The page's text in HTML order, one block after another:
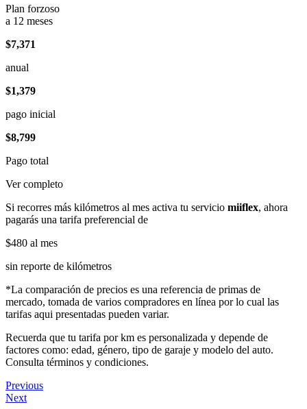
Plan forzoso
a 12 meses
$7,371
anual
$1,379
pago inicial
$8,799
Pago total
Ver completo
Si recorres más kilómetros al mes activa tu servicio miiflex, ahora
pagarás una tarifa preferencial de
$480 al mes
sin reporte de kilómetros
*La comparación de precios es una referencia de primas de
mercado, tomada de varios compradores en línea por lo cual las
tarifas aqui presentadas pueden variar.
Recuerda que tu tarifa por km es personalizada y depende de
factores como: edad, género, tipo de garaje y modelo del auto.
Consulta términos y condiciones.
Previous
Next